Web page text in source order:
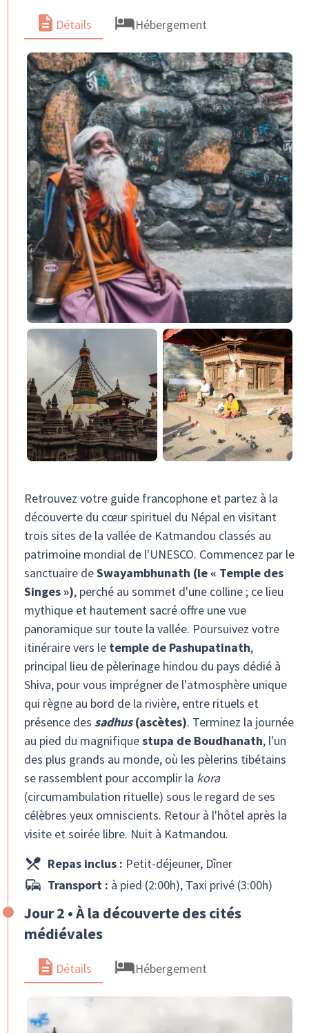
Détails Hébergement
Retrouvez votre guide francophone et partez à la
découverte du cœur spirituel du Népal en visitant
trois sites de la vallée de Katmandou classés au
patrimoine mondial de l'UNESCO. Commencez par le
sanctuaire deSwayambhunath (le « Temple des
Singes »), perché au sommet d'une colline ; ce lieu
mythique et hautement sacré offre une vue
panoramique sur toute la vallée. Poursuivez votre
itinéraire vers le temple de Pashupatinath,
principal lieu de pèlerinage hindou du pays dédié à
Shiva, pour vous imprégner de l'atmosphère unique
qui règne au bord de la rivière, entre rituels et
présence des sadhus(ascètes). Terminez la journée
au pied du magnifiquestupa de Boudhanath, l'un
des plus grands au monde, où les pèlerins tibétains
se rassemblent pour accomplir la kora
(circumambulation rituelle) sous le regard de ses
célèbres yeux omniscients. Retour à l'hôtel après la
visite et soirée libre. Nuit à Katmandou.
Repas inclus : Petit-déjeuner, Dîner
Transport : à pied (2:00h), Taxi privé (3:00h)
Jour 2 • À la découverte des cités
médiévales
Détails Hébergement